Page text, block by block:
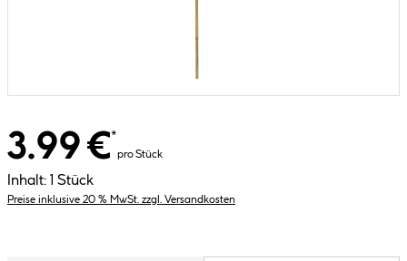
3.99 €*
pro Stück
Inhalt: 1 Stück
Preise inklusive 20 % MwSt. zzgl. Versandkosten